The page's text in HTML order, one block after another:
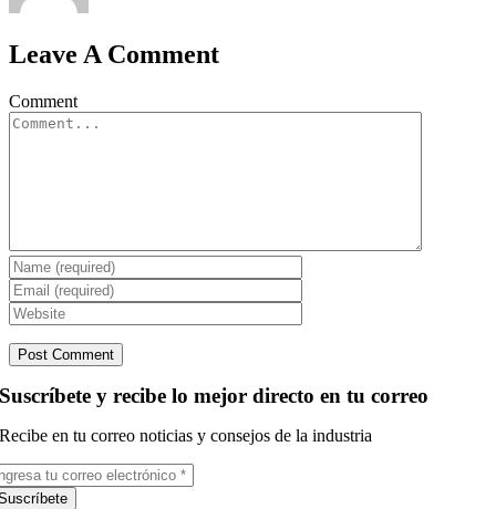
Leave A Comment
Comment
Suscríbete y recibe lo mejor directo en tu correo
Recibe en tu correo noticias y consejos de la industria